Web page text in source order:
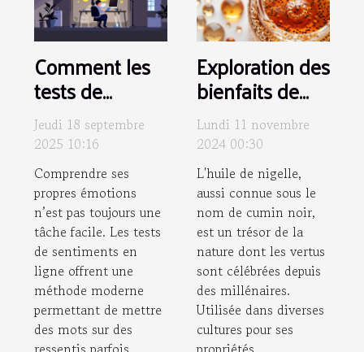
Comment les
tests de
sentiments en
ligne peuvent
clarifier vos
émotions ?
Jeudi 18 septembre
2025 10:16
Comprendre ses
propres émotions
n’est pas toujours une
tâche facile. Les tests
de sentiments en
ligne offrent une
méthode moderne
permettant de mettre
des mots sur des
Exploration des
bienfaits de
l'huile de
nigelle pour
peau et
cheveux
Lundi 11 novembre
2024 00:30
L'huile de nigelle,
aussi connue sous le
nom de cumin noir,
est un trésor de la
nature dont les vertus
sont célébrées depuis
des millénaires.
Utilisée dans diverses
cultures pour ses